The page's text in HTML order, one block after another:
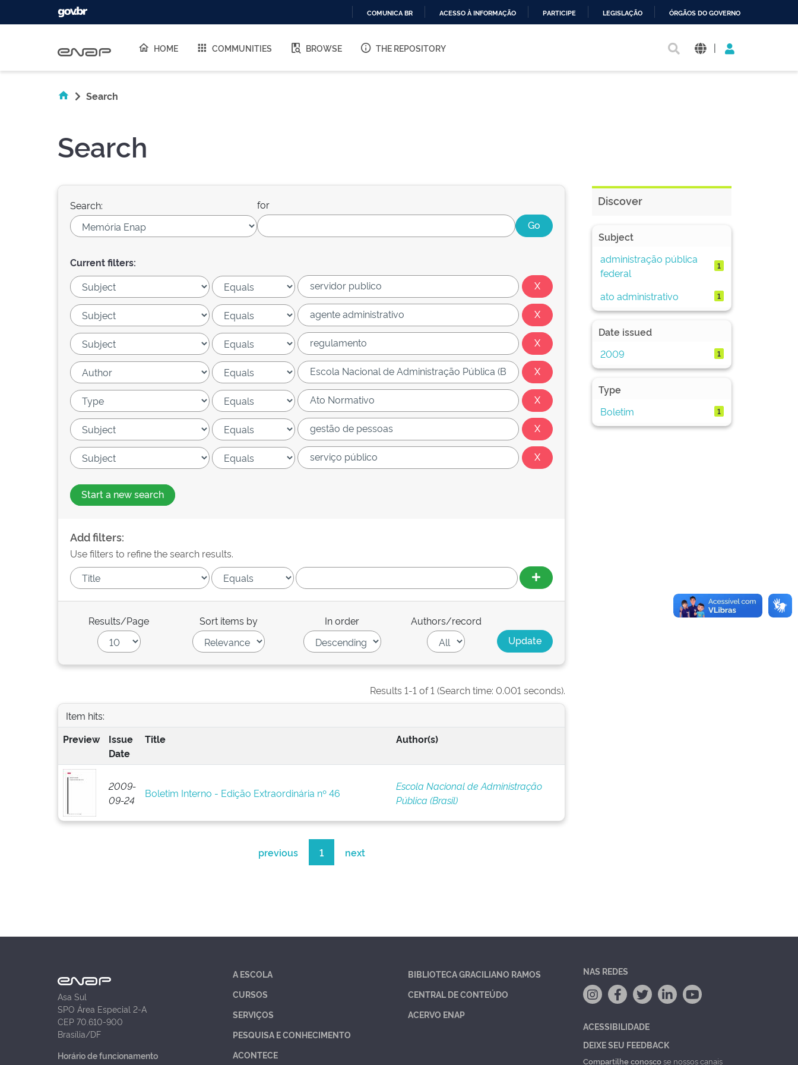
O
COMUNICA BR ACESSO À INFORMAÇÃO PARTICIPE LEGISLAÇÃO ÓRGÃOS DO GOVERNO
HOME COMMUNITIES BROWSE THE REPOSITORY |
Search
Search
Search: for
Current filters:
Start a new search
Add filters:
Use filters to refine the search results.
Results/Page Sort items by In order Authors/record
Results 1-1 of 1 (Search time: 0.001 seconds).
Item hits:
Preview
Issue
Date
Title Author(s)
2009-
09-24
Boletim Interno - Edição Extraordinária nº 46
Escola Nacional de Administração
Pública (Brasil)
previous 1 next
Discover
Subject
administração pública
federal
1
ato administrativo 1
Date issued
2009
1
Type
Boletim
1
Asa Sul
SPO Área Especial 2-A
CEP 70.610-900
Brasília/DF
Horário de funcionamento
A ESCOLA
CURSOS
SERVIÇOS
PESQUISA E CONHECIMENTO
ACONTECE
BIBLIOTECA GRACILIANO RAMOS
CENTRAL DE CONTEÚDO
ACERVO ENAP
NAS REDES
ACESSIBILIDADE
DEIXE SEU FEEDBACK
Compartilhe conoscose nossos canais